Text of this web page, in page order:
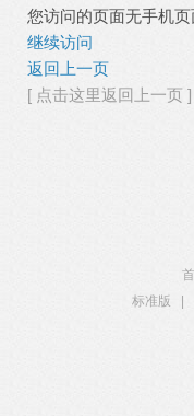
您访问的页面无手机
继续访问
返回上一页
[ 点击这里返回上一页 ]
标准版